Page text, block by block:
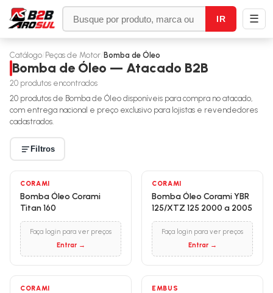
IR ☰
Catálogo Peças de Motor Bomba de Óleo
Bomba de Óleo — Atacado B2B
20 produtos encontrados
20 produtos de Bomba de Óleo disponíveis para compra no atacado,
com entrega nacional e preço exclusivo para lojistas e revendedores
cadastrados.
Filtros
CORAMI
Bomba Óleo Corami
Titan 160
Faça login para ver preços
Entrar →
CORAMI
Bomba Óleo Corami YBR
125/XTZ 125 2000 a 2005
Faça login para ver preços
Entrar →
CORAMI EMBUS